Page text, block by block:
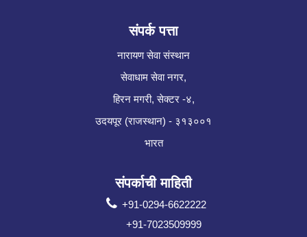
संपर्क पत्ता
नारायण सेवा संस्थान
सेवाधाम सेवा नगर,
हिरन मगरी, सेक्टर -४,
उदयपूर (राजस्थान) - ३१३००१
भारत
संपर्काची माहिती
+91-0294-6622222
+91-7023509999